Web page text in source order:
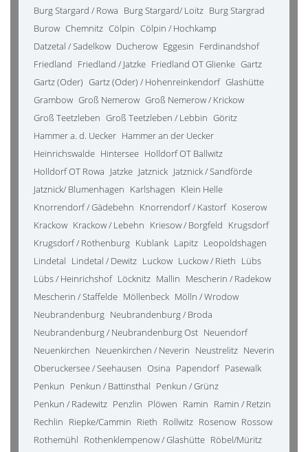
Burg Stargard / Rowa Burg Stargard/ Loitz Burg Stargrad
Burow Chemnitz Cölpin Cölpin / Hochkamp
Datzetal / Sadelkow Ducherow Eggesin Ferdinandshof
Friedland Friedland / Jatzke Friedland OT Glienke Gartz
Gartz (Oder) Gartz (Oder) / Hohenreinkendorf Glashütte
Grambow Groß Nemerow Groß Nemerow / Krickow
Groß Teetzleben Groß Teetzleben / Lebbin Göritz
Hammer a. d. Uecker Hammer an der Uecker
Heinrichswalde Hintersee Holldorf OT Ballwitz
Holldorf OT Rowa Jatzke Jatznick Jatznick / Sandförde
Jatznick/ Blumenhagen Karlshagen Klein Helle
Knorrendorf / Gädebehn Knorrendorf / Kastorf Koserow
Krackow Krackow / Lebehn Kriesow / Borgfeld Krugsdorf
Krugsdorf / Rothenburg Kublank Lapitz Leopoldshagen
Lindetal Lindetal / Dewitz Luckow Luckow / Rieth Lübs
Lübs / Heinrichshof Löcknitz Mallin Mescherin / Radekow
Mescherin / Staffelde Möllenbeck Mölln / Wrodow
Neubrandenburg Neubrandenburg / Broda
Neubrandenburg / Neubrandenburg Ost Neuendorf
Neuenkirchen Neuenkirchen / Neverin Neustrelitz Neverin
Oberuckersee / Seehausen Osina Papendorf Pasewalk
Penkun Penkun / Battinsthal Penkun / Grünz
Penkun / Radewitz Penzlin Plöwen Ramin Ramin / Retzin
Rechlin Riepke/Cammin Rieth Rollwitz Rosenow Rossow
Rothemühl Rothenklempenow / Glashütte Röbel/Müritz